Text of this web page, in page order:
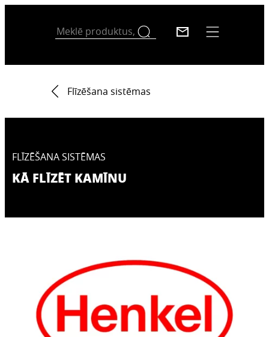
Flīzēšana sistēmas
FLĪZĒŠANA SISTĒMAS
KĀ FLĪZĒT KAMĪNU